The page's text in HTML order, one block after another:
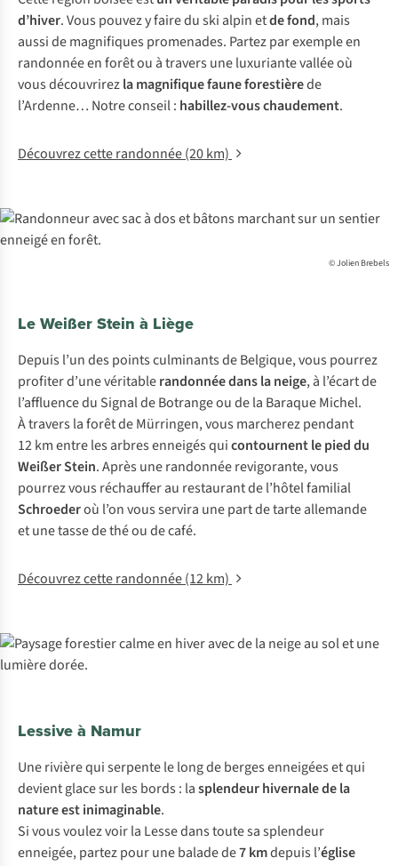
d’hiver. Vous pouvez y faire du ski alpin etde fond, mais
aussi de magnifiques promenades. Partez par exemple en
randonnée en forêt ou à travers une luxuriante vallée où
vous découvrirezla magnifique faune forestièrede
l’Ardenne… Notre conseil : habillez-vous chaudement.
Découvrez cette randonnée (20 km)
© Jolien Brebels
Le Weißer Stein à Liège
Depuis l’un des points culminants de Belgique, vous pourrez
profiter d’une véritablerandonnée dans la neige, à l’écart de
l’affluence du Signal de Botrange ou de la Baraque Michel.
À travers la forêt de Mürringen, vous marcherez pendant
12 km entre les arbres enneigés quicontournent le pied du
WeißerStein. Après une randonnée revigorante, vous
pourrez vous réchauffer au restaurant de l’hôtel familial
Schroederoù l’on vous servira une part de tarte allemande
et une tasse de thé ou de café.
Découvrez cette randonnée (12 km)
Lessive à Namur
Une rivière qui serpente le long de berges enneigées et qui
devient glace sur les bords : lasplendeur hivernale de la
nature est inimaginable.
Si vous voulez voir la Lesse dans toute sa splendeur
enneigée, partez pour une balade de7 kmdepuis l’église